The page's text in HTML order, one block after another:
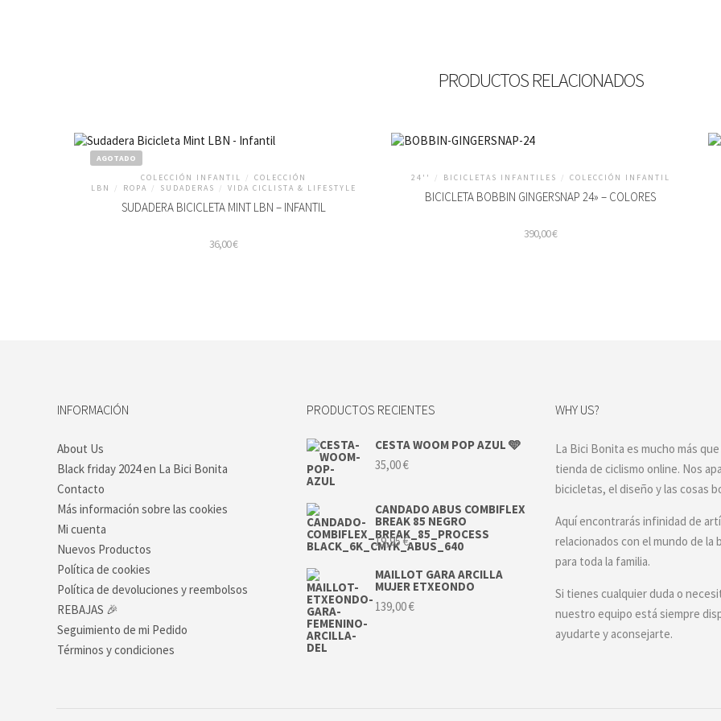
PRODUCTOS RELACIONADOS
AGOTADO
COLECCIÓN INFANTIL
/
COLECCIÓN
LBN
/ ROPA / SUDADERAS / VIDA CICLISTA & LIFESTYLE
SUDADERA BICICLETA MINT LBN – INFANTIL
36,00€
pueden
la
página
de
producto
24'' / BICICLETAS INFANTILES / COLECCIÓN INFANTIL
BICICLETA BOBBIN GINGERSNAP 24» – COLORES
390,00€
elegir
la
página
la
de
INFORMACIÓN
About Us
Black friday 2024 en La Bici Bonita
Contacto
Más información sobre las cookies
Mi cuenta
Nuevos Productos
Política de cookies
Política de devoluciones y reembolsos
REBAJAS 🎉
Seguimiento de mi Pedido
Términos y condiciones
PRODUCTOS RECIENTES
CESTA WOOM POP AZUL 🩵
35,00€
CANDADO ABUS COMBIFLEX
BREAK 85 NEGRO
19,95€
MAILLOT GARA ARCILLA
MUJER ETXEONDO
139,00€
WHY US?
La Bici Bonita es mucho más
tienda de ciclismo online. Nos
bicicletas, el diseño y las cosas
Aquí encontrarás infinidad de
relacionados con el mundo de la
para toda la familia.
Si tienes cualquier duda o
nuestro equipo está siempre
ayudarte y aconsejarte.